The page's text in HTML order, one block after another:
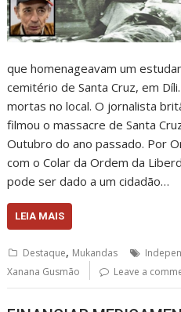
que homenageavam um
cemitério de Santa Cruz, em
mortas no local. O jornalista
filmou o massacre de Santa
Outubro do ano passado. Por
com o Colar da Ordem da
pode ser dado a um cidadão…
LEIA MAIS
Destaque, Mukandas
Xanana Gusmão Leave a